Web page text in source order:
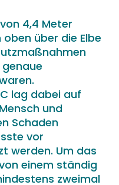
4,4 Meter
über die Elbe
lag dabei auf
und
Schaden
vor
werden. Um das
einem ständig
zweimal